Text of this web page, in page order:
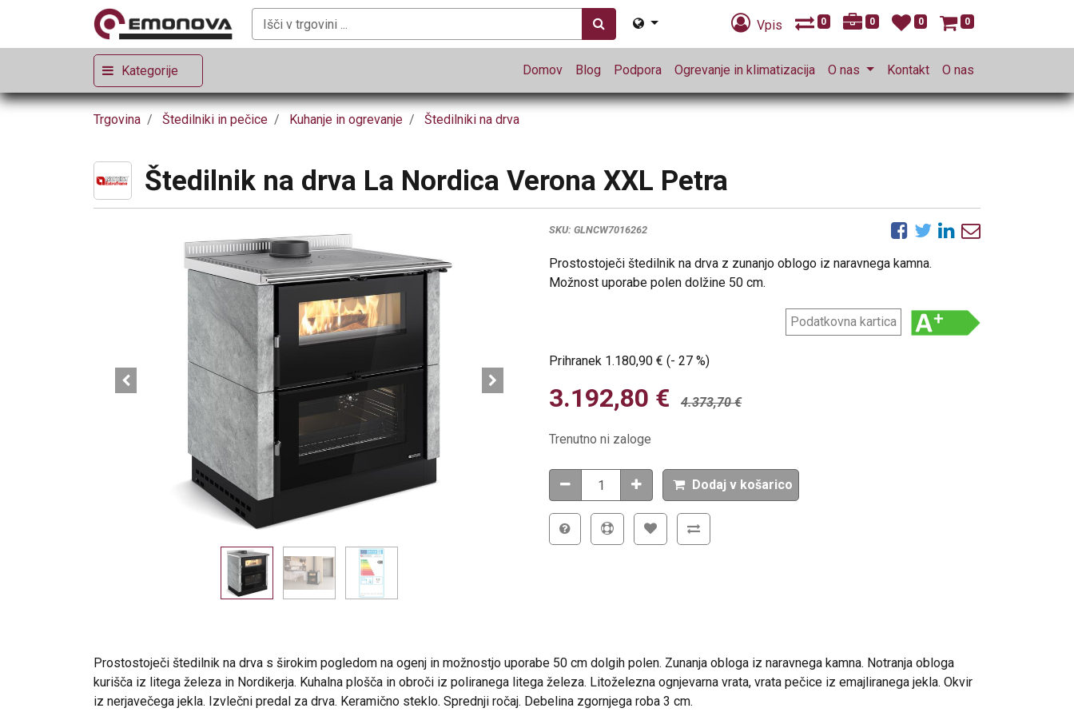
Vpis 0 0 0 0
Kategorije Domov Blog Podpora Ogrevanje in klimatizacija O nas Kontakt O nas
Trgovina Štedilniki in pečice Kuhanje in ogrevanje Štedilniki na drva
Štedilnik na drva La Nordica Verona XXL Petra
SKU: GLNCW7016262
Prostostoječi štedilnik na drva z zunanjo oblogo iz naravnega kamna.
Možnost uporabe polen dolžine 50 cm.
Podatkovna kartica
Prihranek 1.180,90 € (- 27 %)
3.192,80 € 4.373,70€
Trenutno ni zaloge
Dodaj v košarico
Prostostoječi štedilnik na drva s širokim pogledom na ogenj in možnostjo uporabe 50 cm dolgih polen. Zunanja obloga iz naravnega kamna. Notranja obloga
kurišča iz litega železa in Nordikerja. Kuhalna plošča in obroči iz poliranega litega železa. Litoželezna ognjevarna vrata, vrata pečice iz emajliranega jekla. Okvir
iz nerjavečega jekla. Izvlečni predal za drva. Keramično steklo. Sprednji ročaj. Debelina zgornjega roba 3 cm.